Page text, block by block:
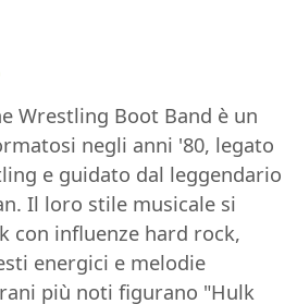
Wrestling Boot Band è un
negli anni '80, legato
e guidato dal leggendario
Il loro stile musicale si
con influenze hard rock,
energici e melodie
più noti figurano "Hulk